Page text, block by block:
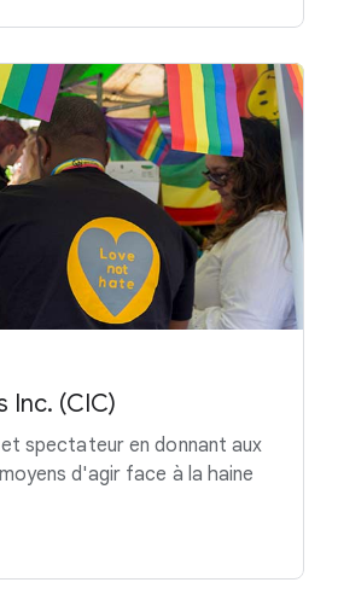
Inc. (CIC)
spectateur en donnant aux
d'agir face à la haine